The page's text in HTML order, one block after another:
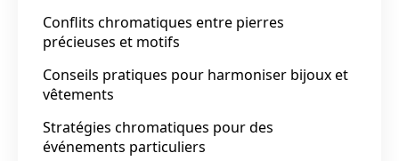
Conflits chromatiques entre pierres
précieuses et motifs
Conseils pratiques pour harmoniser bijoux et
vêtements
Stratégies chromatiques pour des
événements particuliers